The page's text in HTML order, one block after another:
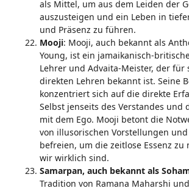
als Mittel, um aus dem Leiden der
auszusteigen und ein Leben in
und Präsenz zu führen.
Mooji: Mooji, auch bekannt als
Young, ist ein jamaikanisch-
Lehrer und Advaita-Meister, der für
direkten Lehren bekannt ist. Seine
konzentriert sich auf die direkte
Selbst jenseits des Verstandes und
mit dem Ego. Mooji betont die
von illusorischen Vorstellungen
befreien, um die zeitlose Essenz zu
wir wirklich sind.
Samarpan, auch bekannt als
Tradition von Ramana Maharshi